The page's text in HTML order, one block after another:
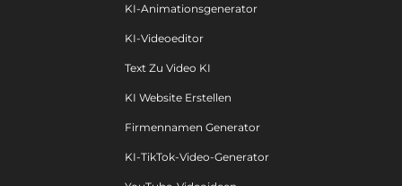
KI-Animationsgenerator
KI-Videoeditor
Text Zu Video KI
KI Website Erstellen
Firmennamen Generator
KI-TikTok-Video-Generator